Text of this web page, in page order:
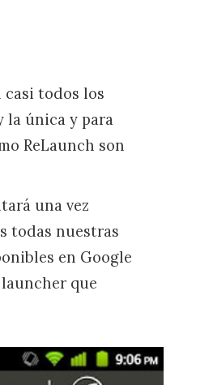
casi todos los
la única y para
ReLaunch son
una vez
todas nuestras
en Google
que